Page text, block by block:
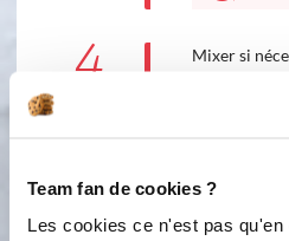
Team fan de cookies ?
Les cookies ce n'est pas
4
Mixer si
besoin:
Accessoire(s) :